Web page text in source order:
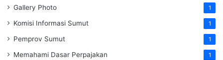
Gallery Photo 1
Komisi Informasi Sumut 1
Pemprov Sumut 1
Memahami Dasar Perpajakan 1